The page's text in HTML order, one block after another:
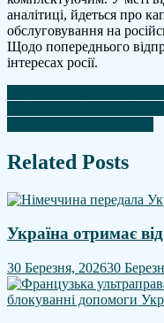
аналітиці, йдеться про
обслуговування на
Щодо попереднього
інтересах росії.
Навігація
записів
Related Posts
Україна отримає
30 Березня, 202630